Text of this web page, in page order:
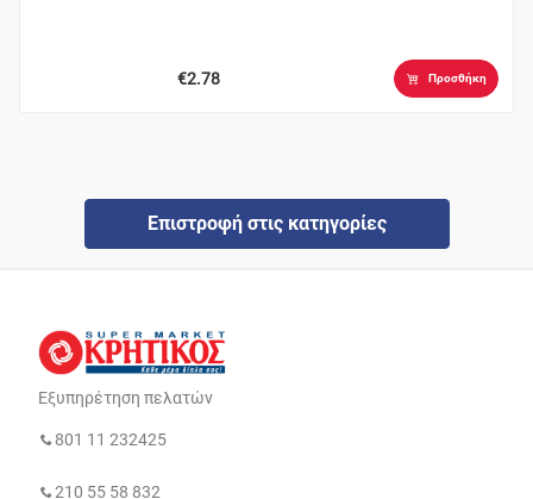
€2.78 Προσθήκη
Επιστροφή στις κατηγορίες
Εξυπηρέτηση πελατών
801 11 232425
210 55 58 832